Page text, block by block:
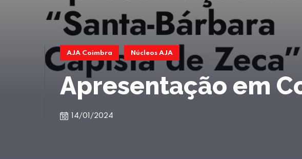
AJA Coimbra Núcleos AJA
Apresentação em
14/01/2024